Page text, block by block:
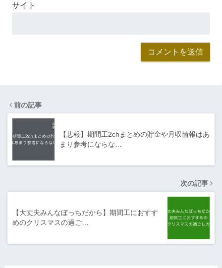
サイト
前の記事
【悲報】期間工2chまとめの貯金や月収情報はあ
まり参考にならな…
次の記事
【大丈夫みんなぼっちだから】期間工におすす
めのクリスマスの過ご…